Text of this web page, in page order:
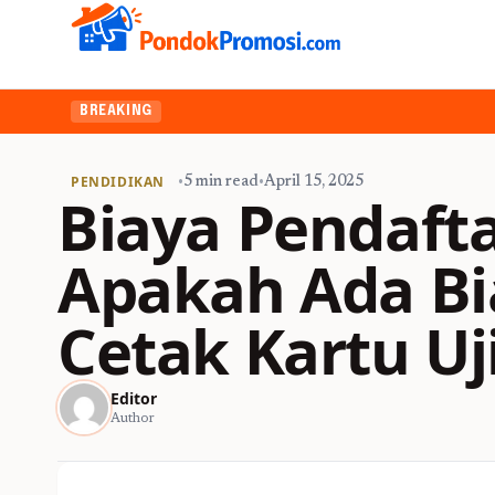
BREAKING
PENDIDIKAN •5 min read•April 15, 2025
Biaya
Apakah Ada
Cetak Kartu
Editor
Author